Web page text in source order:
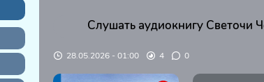
Слушать аудиокнигу Светочи
28.05.2026 - 01:00 4 0